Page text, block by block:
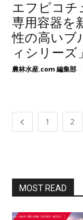
エフピコチ
専用容器を
性の高いブ
ィシリーズ
農林水産.com 編集部 -
1 2
MOST READ